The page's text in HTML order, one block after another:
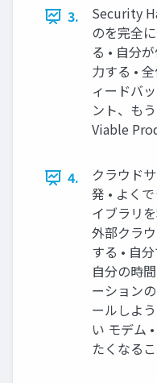
3.
Security
のを完全
る • 自分
力する •
ィードバ
ント、も
Viable
4.
クラウド
発 • よく
イブラリ
外部クラ
する • 自
自分の時
ーション
ールしよ
い モデム
たくなる